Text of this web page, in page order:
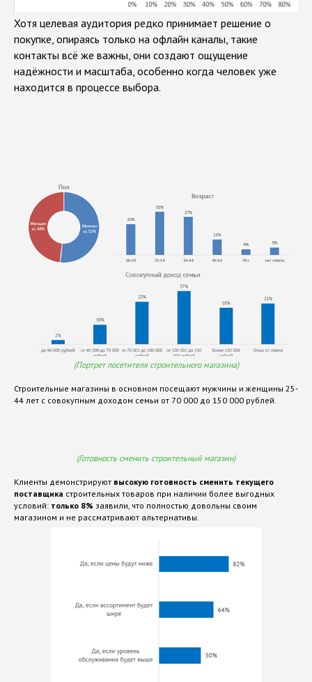
Хотя целевая аудитория редко принимает решение о
покупке, опираясь только на офлайн каналы, такие
контакты всё же важны, они создают ощущение
надёжности и масштаба, особенно когда человек уже
находится в процессе выбора.
(Портрет посетителя строительного магазина)
Строительные магазины в основном посещают мужчины и женщины 25-
44 лет с совокупным доходом семьи от 70 000 до 150 000 рублей.
(Готовность сменить строительный магазин)
Клиенты демонстрируют высокую готовность сменить текущего
поставщика строительных товаров при наличии более выгодных
условий: только 8% заявили, что полностью довольны своим
магазином и не рассматривают альтернативы.
AMG
Почта
написать
8 800 350 05 77
позвонить
VK Adpass
Смело заполняйте форму, и мы свяжемся с
обработку персональных данных